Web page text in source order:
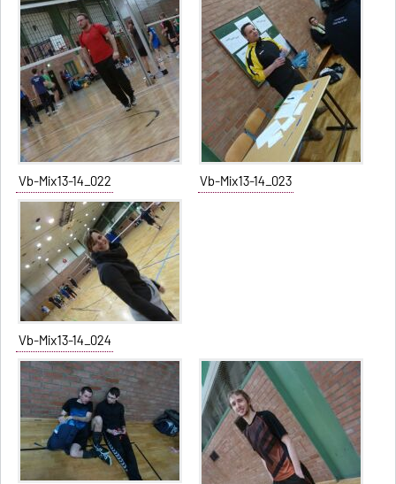
Vb-Mix13-14_022 Vb-Mix13-14_023
Vb-Mix13-14_024